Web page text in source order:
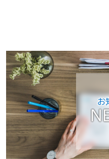
お